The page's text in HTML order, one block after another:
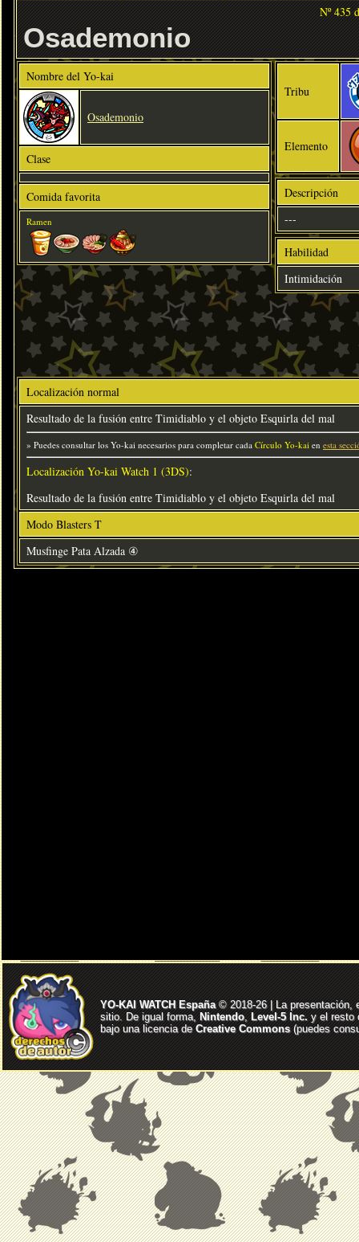
Nº 435
Osademonio
Nombre del Yo-kai
Osademonio
Clase
Comida favorita
Ramen
Tribu
Elemento
Descripción
---
Habilidad
Intimidación
Localización normal
Resultado de la fusión entre Timidiablo y el objeto Esquirla del mal
» Puedes consultar los Yo-kai necesarios para completar cada Círculo Yo-kai en esta
Localización Yo-kai Watch 1 (3DS):
Resultado de la fusión entre Timidiablo y el objeto Esquirla del mal
Modo Blasters T
Musfinge Pata Alzada ④
YO-KAI WATCH España© 2018-26 | La presentación,
sitio. De igual forma, Nintendo, Level-5 Inc. y el resto
bajo una licencia deCreative Commons(puedes